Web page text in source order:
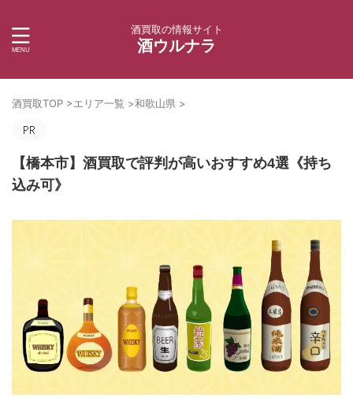
酒買取の情報サイト
酒ウルナラ
酒買取TOP >エリア一覧 >和歌山県 >
【橋本市】酒買取で評判が高いおすすめ4選《持ち
込み可》